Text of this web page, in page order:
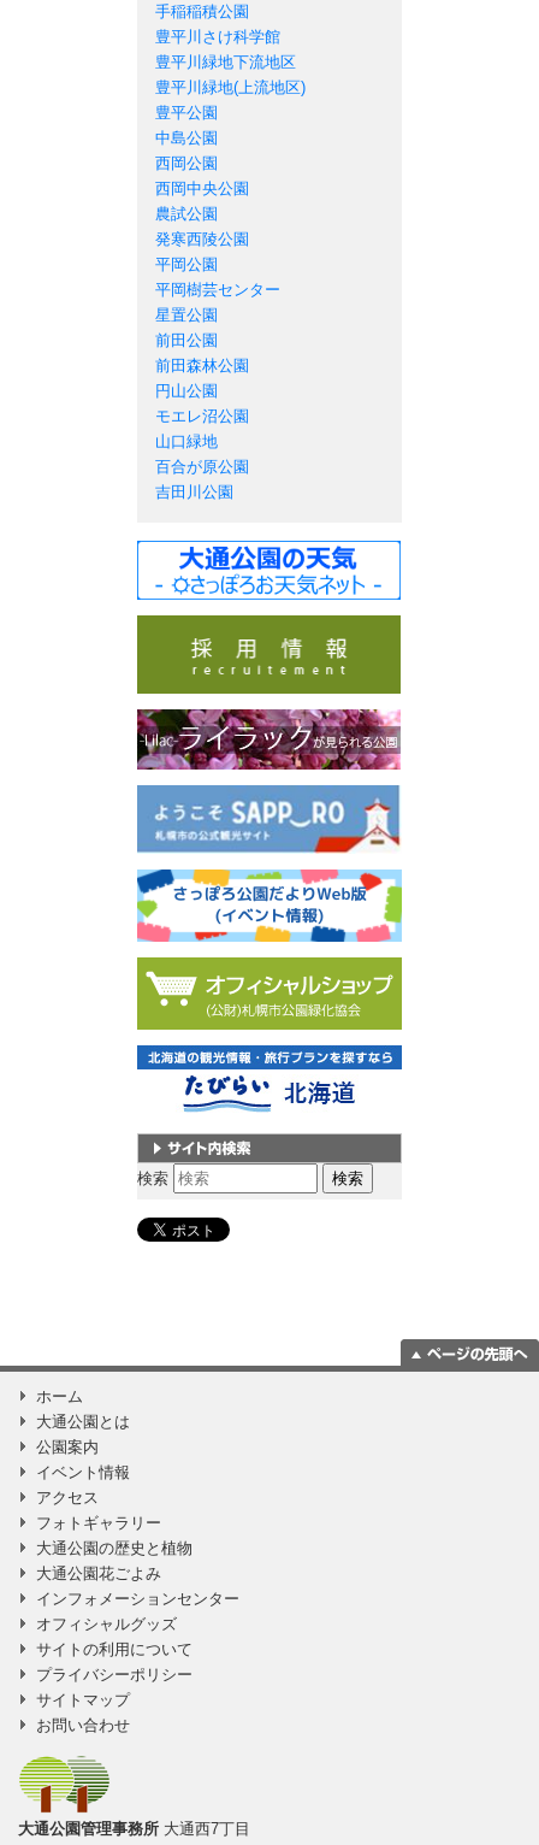
手稲稲積公園
豊平川さけ科学館
豊平川緑地下流地区
豊平川緑地(上流地区)
豊平公園
中島公園
西岡公園
西岡中央公園
農試公園
発寒西陵公園
平岡公園
平岡樹芸センター
星置公園
前田公園
前田森林公園
円山公園
モエレ沼公園
山口緑地
百合が原公園
吉田川公園
サイト内検索
検索
ホーム
大通公園とは
公園案内
イベント情報
アクセス
フォトギャラリー
大通公園の歴史と植物
大通公園花ごよみ
インフォメーションセンター
オフィシャルグッズ
サイトの利用について
プライバシーポリシー
サイトマップ
お問い合わせ
大通公園管理事務所 大通西7丁目